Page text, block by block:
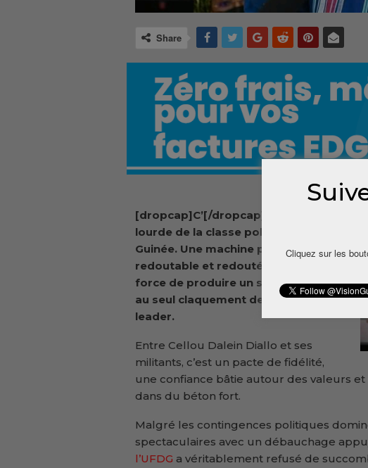
Share
[dropcap]C’[/dropcap]est l’artillerie
lourde de la classe politique en
Guinée. Une machine politique
redoutable et redoutée pour sa
force de produire un séisme humain
au seul claquement de doigt de son
leader.
Entre Cellou Dalein Diallo et ses
militants, c’est un pacte de fidélité,
une confiance bâtie autour des valeurs
dans du béton fort.
Malgré les contingences politiques
spectaculaires avec un débauchage
l’UFDG a véritablement refusé de
Cliquez sur les